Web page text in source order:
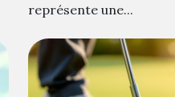
représente une...